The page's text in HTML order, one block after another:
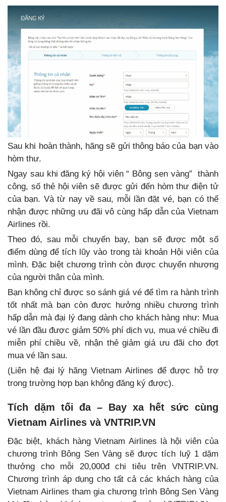
Sau khi hoàn thành, hãng sẽ gửi thông báo của bạn vào
hòm thư.
Ngay sau khi đăng ký hội viên “ Bông sen vàng” thành
công, số thẻ hội viên sẽ được gửi đến hòm thư điện tử
của bạn. Và từ nay về sau, mỗi lần đặt vé, bạn có thể
nhận được những ưu đãi vô cùng hấp dẫn của Vietnam
Airlines rồi.
Theo đó, sau mỗi chuyến bay, bạn sẽ được một số
điểm dùng để tích lũy vào trong tài khoản Hội viên của
mình. Đặc biệt chương trình còn được chuyển nhượng
của người thân của mình.
Bạn không chỉ được so sánh giá vé để tìm ra hành trình
tốt nhất mà bạn còn được hưởng nhiều chương trình
hấp dẫn mà đại lý đang dành cho khách hàng như: Mua
vé lần đầu được giảm 50% phí dịch vụ, mua vé chiều đi
miễn phí chiều về, nhận thẻ giảm giá ưu đãi cho đợt
mua vé lần sau.
(Liên hệ đại lý hãng Vietnam Airlines để được hỗ trợ
trong trường hợp bạn không đăng ký được).
Tích dặm tối đa – Bay xa hết sức cùng
Vietnam Airlines và VNTRIP.VN
Đặc biệt, khách hàng Vietnam Airlines là hội viên của
chương trình Bông Sen Vàng sẽ được tích luỹ 1 dặm
thưởng cho mỗi 20,000đ chi tiêu trên VNTRIP.VN.
Chương trình áp dụng cho tất cả các khách hàng của
Vietnam Airlines tham gia chương trình Bông Sen Vàng